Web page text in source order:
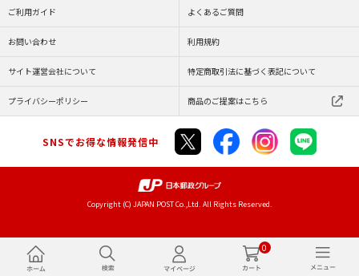
0
ご利用ガイド よくあるご質問
お問い合わせ 利用規約
サイト運営会社について 特定商取引法に基づく表記について
プライバシーポリシー 商品のご提案はこちら
SNSでお得な情報発信中
Copyright (C) JAPAN POST Co.,Ltd. All Rights Reserved.